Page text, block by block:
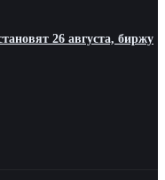
26 августа, биржу